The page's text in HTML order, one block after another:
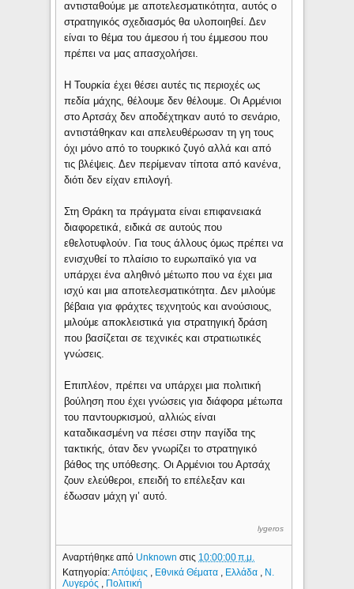
αντισταθούμε με αποτελεσματικότητα, αυτός ο
στρατηγικός σχεδιασμός θα υλοποιηθεί. Δεν
είναι το θέμα του άμεσου ή του έμμεσου που
πρέπει να μας απασχολήσει.
Η Τουρκία έχει θέσει αυτές τις περιοχές ως
πεδία μάχης, θέλουμε δεν θέλουμε. Οι Αρμένιοι
στο Αρτσάχ δεν αποδέχτηκαν αυτό το σενάριο,
αντιστάθηκαν και απελευθέρωσαν τη γη τους
όχι μόνο από το τουρκικό ζυγό αλλά και από
τις βλέψεις. Δεν περίμεναν τίποτα από κανένα,
διότι δεν είχαν επιλογή.
Στη Θράκη τα πράγματα είναι επιφανειακά
διαφορετικά, ειδικά σε αυτούς που
εθελοτυφλούν. Για τους άλλους όμως πρέπει να
ενισχυθεί το πλαίσιο το ευρωπαϊκό για να
υπάρχει ένα αληθινό μέτωπο που να έχει μια
ισχύ και μια αποτελεσματικότητα. Δεν μιλούμε
βέβαια για φράχτες τεχνητούς και ανούσιους,
μιλούμε αποκλειστικά για στρατηγική δράση
που βασίζεται σε τεχνικές και στρατιωτικές
γνώσεις.
Επιπλέον, πρέπει να υπάρχει μια πολιτική
βούληση που έχει γνώσεις για διάφορα μέτωπα
του παντουρκισμού, αλλιώς είναι
καταδικασμένη να πέσει στην παγίδα της
τακτικής, όταν δεν γνωρίζει το στρατηγικό
βάθος της υπόθεσης. Οι Αρμένιοι του Αρτσάχ
ζουν ελεύθεροι, επειδή το επέλεξαν και
έδωσαν μάχη γι’ αυτό.
lygeros
Αναρτήθηκε από Unknownστις 10:00:00 π.μ.
Κατηγορία:Απόψεις , Εθνικά Θέματα , Ελλάδα , Ν.
Λυγερός , Πολιτική